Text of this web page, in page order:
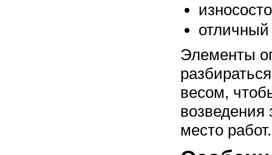
Элементы
весом,
возведения
место работ.